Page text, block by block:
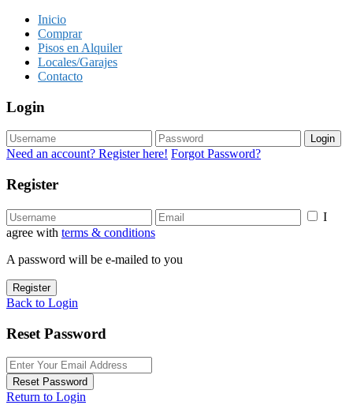
Inicio
Comprar
Pisos en Alquiler
Locales/Garajes
Contacto
Login
Login
Need an account? Register here! Forgot Password?
Register
I
agree with terms & conditions
A password will be e-mailed to you
Register
Back to Login
Reset Password
Reset Password
Return to Login